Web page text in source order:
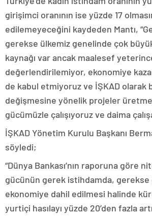
girişimci oranının ise yüzde 17
edilemeyeceğini kaydeden Mantı,
gerekse ülkemiz genelinde çok
kaynağı var ancak maalesef
değerlendirilemiyor, ekonomiye
de kabul etmiyoruz ve İŞKAD olarak
değişmesine yönelik projeler
gücümüzle çalışıyoruz ve daima
İŞKAD Yönetim Kurulu Başkanı
söyledi;
“Dünya Bankası’nın raporuna göre
gücünün gerek istihdamda,
ekonomiye dahil edilmesi halinde
yurtiçi hasılayı yüzde 20’den fazla